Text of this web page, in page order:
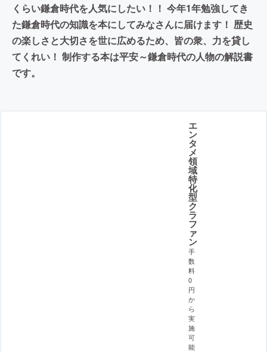
くらい鎌倉時代を人気にしたい！！ 今年1年勉強してき
た鎌倉時代の知識を本にしてみなさんに届けます！ 歴史
の楽しさと大切さを世に広めるため、皆の衆、力を貸し
てくれい！ 制作する本は平安～鎌倉時代の人物の解説書
です。
エ
ン
タ
メ
領
域
特
化
型
ク
ラ
フ
ァ
ン
手
数
料
0
円
か
ら
実
施
可
能